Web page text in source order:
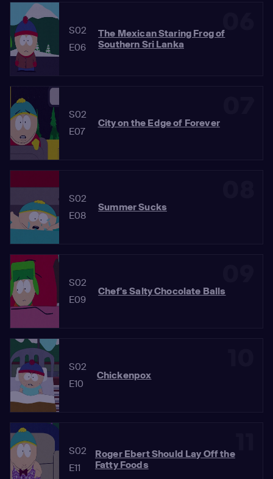
06
S02
E06
The Mexican Staring Frog of
Southern Sri Lanka
S02
E07
City on the Edge of Forever
S02
E08
Summer Sucks
S02
E09
Chef's Salty Chocolate Balls
S02
E10
Chickenpox
S02
E11
Roger Ebert Should Lay Off the
Fatty Foods